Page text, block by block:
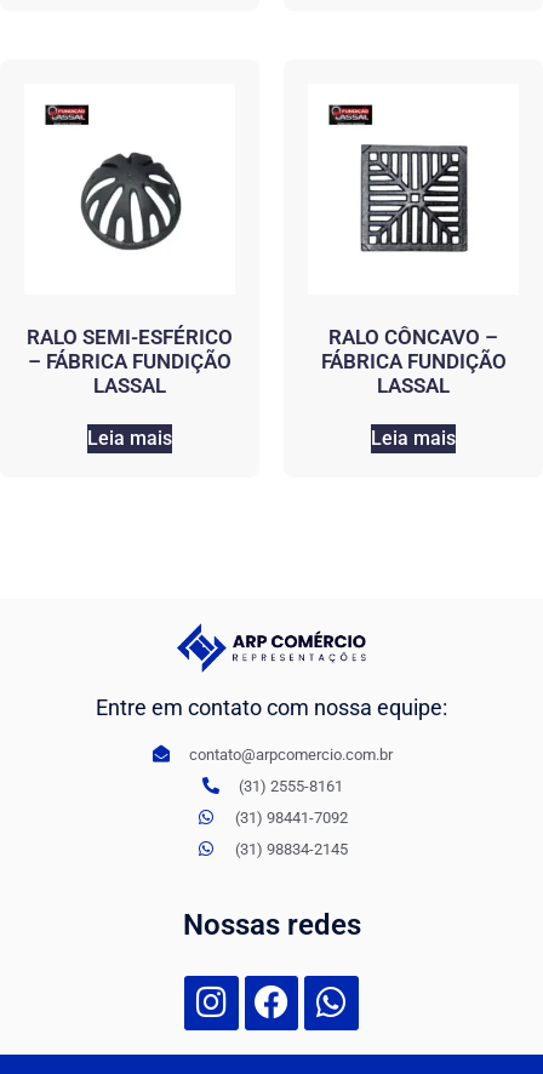
RALO SEMI-ESFÉRICO
– FÁBRICA FUNDIÇÃO
LASSAL
Leia mais
RALO CÔNCAVO –
FÁBRICA FUNDIÇÃO
LASSAL
Leia mais
Entre em contato com nossa equipe:
contato@arpcomercio.com.br
(31) 2555-8161
(31) 98441-7092
(31) 98834-2145
Nossas redes